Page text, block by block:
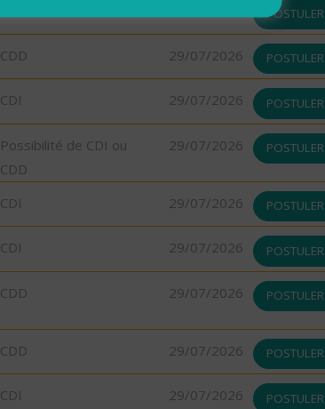
POSTULER
CDD 29/07/2026 POSTULER
CDI 29/07/2026 POSTULER
Possibilité de CDI ou
CDD
29/07/2026 POSTULER
CDI 29/07/2026 POSTULER
CDI 29/07/2026 POSTULER
CDD 29/07/2026 POSTULER
CDD 29/07/2026 POSTULER
CDI 29/07/2026 POSTULER